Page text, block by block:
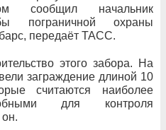
сообщил начальник
пограничной охраны
передаёт ТАСС.
этого забора. На
заграждение длиной 10
считаются наиболее
для контроля